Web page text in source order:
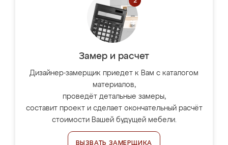
Замер и расчет
Дизайнер-замерщик приедет к Вам с каталогом
материалов,
проведёт детальные замеры,
составит проект и сделает окончательный расчёт
стоимости Вашей будущей мебели.
ВЫЗВАТЬ ЗАМЕРЩИКА